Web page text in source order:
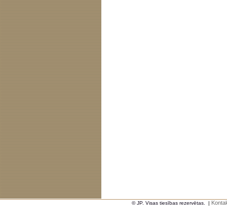
© JP. Visas tiesības rezervētas. |